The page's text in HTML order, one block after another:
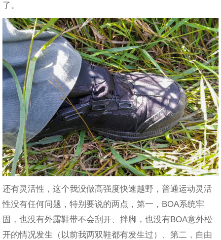
了。
还有灵活性，这个我没做高强度快速越野，普通运动灵活
性没有任何问题，特别要说的两点，第一，BOA系统牢
固，也没有外露鞋带不会刮开、拌脚，也没有BOA意外松
开的情况发生（以前我两双鞋都有发生过）、第二，自由